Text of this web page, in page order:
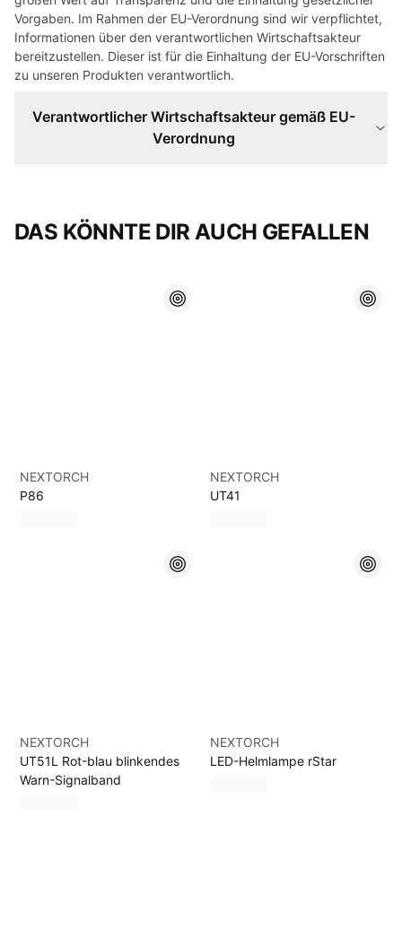
Vorgaben. Im Rahmen der EU-Verordnung sind wir verpflichtet,
Informationen über den verantwortlichen Wirtschaftsakteur
bereitzustellen. Dieser ist für die Einhaltung der EU-Vorschriften
zu unseren Produkten verantwortlich.
Verantwortlicher Wirtschaftsakteur gemäß EU-
Verordnung
DAS KÖNNTE DIR AUCH GEFALLEN
NEXTORCH
P86
NEXTORCH
UT41
NEXTORCH
UT51L Rot-blau blinkendes
Warn-Signalband
NEXTORCH
LED-Helmlampe rStar